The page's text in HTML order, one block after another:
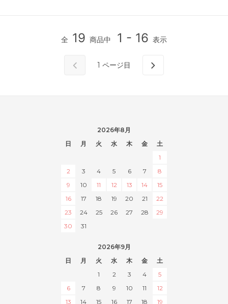
全 19 商品中 1 - 16 表示
1 ページ目
2026年8月
日
月 火 水 木 金
土
1
2
3 4 5 6 7
8
9
10 11 12 13 14
15
16
17 18 19 20 21
22
23
24 25 26 27 28
29
30
31
2026年9月
日
月 火 水 木 金
土
1
2 3 4
5
6
7 8 9 10 11
12
13
14 15 16 17 18
19